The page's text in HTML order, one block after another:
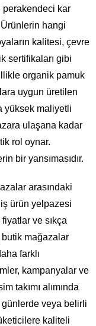
perakendeci kar
Ürünlerin hangi
kalitesi, çevre
sertifikaları gibi
organik pamuk
uygun üretilen
yüksek maliyetli
ulaşana kadar
rol oynar.
bir yansımasıdır.
arasındaki
ürün yelpazesi
ve sıkça
mağazalar
farklı
kampanyalar ve
takımı alımında
veya belirli
kaliteli